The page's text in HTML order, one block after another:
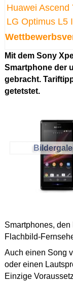
Huawei Ascend
LG Optimus L5
Mit dem Sony
Smartphone der
gebracht.
getetstet.
Smartphones,
Flachbild-
Auch einen Song
oder einen
Einzige